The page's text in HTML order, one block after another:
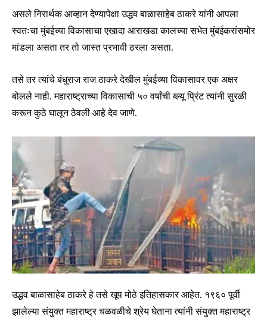
To subscribe, simply enter your email address on our website
or click the subscribe button below. Don't worry, we respect
your privacy and won't spam your inbox. Your information is
safe with us.
I've read and accept the Privacy Policy
6,300
Fans
32,111
Followers
75
Followers
असले निरार्थक आव्हान देण्यापेक्षा उद्धव बाळासाहेब ठाकरे यांनी आपला
स्वतःचा मुंबईच्या विकासाचा एखादा आराखडा कालच्या सभेत मुंबईकरांसमोर
मांडला असता तर तो जास्त प्रभावी ठरला असता.
तसे तर त्यांचे बंधुराज राज ठाकरे देखील मुंबईच्या विकासावर एक अक्षर
बोलले नाही. महाराष्ट्राच्या विकासाची ५० वर्षांची ब्ल्यू प्रिंट त्यांनी सुरळी
करून कुठे घालून ठेवली आहे देव जाणे.
उद्धव बाळासाहेब ठाकरे हे तसे खूप मोठे इतिहासकार आहेत. १९६० पूर्वी
झालेल्या संयुक्त महाराष्ट्र चळवळीचे श्रेय घेताना त्यांनी संयुक्त महाराष्ट्र